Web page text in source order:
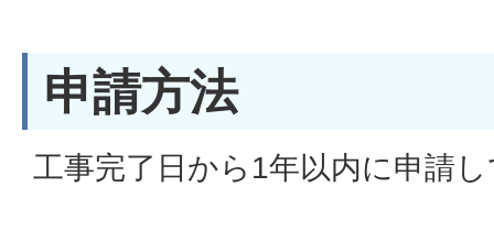
申請方法
工事完了日から1年以内に申請